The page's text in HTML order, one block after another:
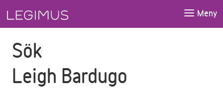
Meny
Sök
Leigh Bardugo